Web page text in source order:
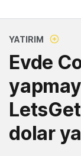
YATIRIM
Evde
dolar